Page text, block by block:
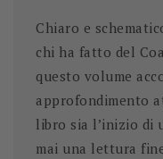
Chiaro e
chi ha fatto del
questo volume
approfondimento
libro sia l’inizio di
mai una lettura